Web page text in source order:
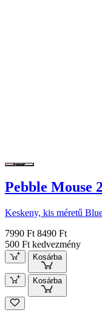
Pebble Mouse
Keskeny, kis méretű
7990 Ft 8490 Ft
500 Ft kedvezmény
Kosárba
Kosárba